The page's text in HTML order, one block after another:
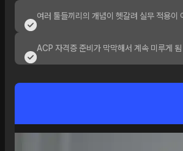
여러 툴들끼리의 개념이 헷갈려 실무 적용이
ACP 자격증 준비가 막막해서 계속 미루게 됨